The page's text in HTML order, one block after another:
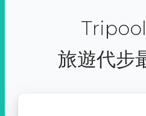
旅遊代步